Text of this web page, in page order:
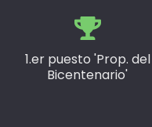
1.er puesto 'Prop. del
Bicentenario'